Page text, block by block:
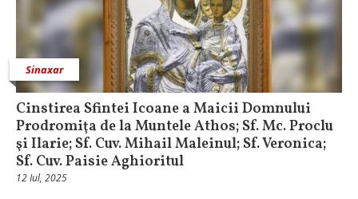
Sinaxar
Cinstirea Sfintei Icoane a Maicii Domnului
Prodromiţa de la Muntele Athos; Sf. Mc. Proclu
şi Ilarie; Sf. Cuv. Mihail Maleinul; Sf. Veronica;
Sf. Cuv. Paisie Aghioritul
12 Iul, 2025